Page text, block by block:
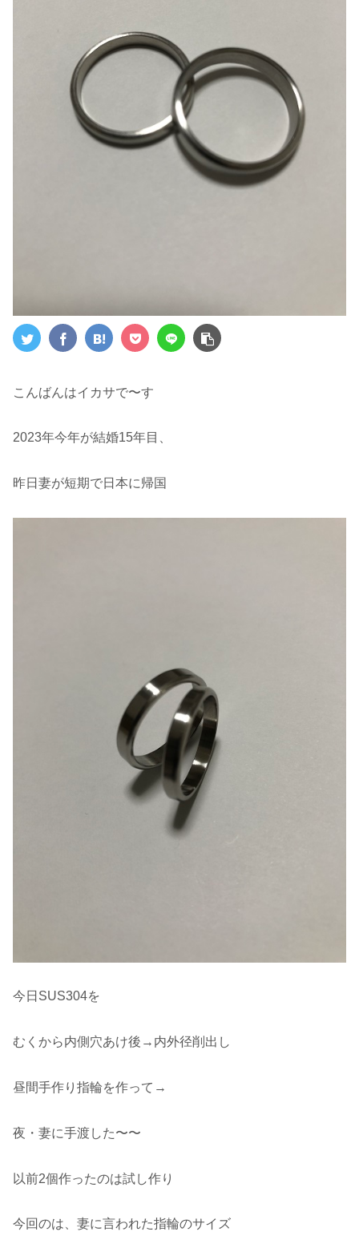
こんばんはイカサで〜す
2023年今年が結婚15年目、
昨日妻が短期で日本に帰国
今日SUS304を
むくから内側穴あけ後→内外径削出し
昼間手作り指輪を作って→
夜・妻に手渡した〜〜
以前2個作ったのは試し作り
今回のは、妻に言われた指輪のサイズ